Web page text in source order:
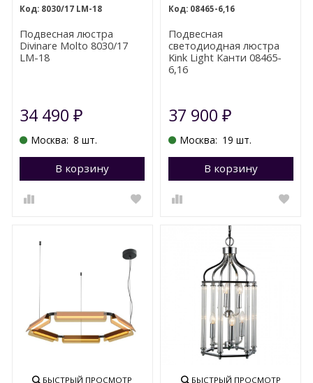
8030/17 LM-18
Подвесная люстра
Divinare Molto 8030/17
LM-18
34 490₽
Москва: 8 шт.
В корзину Перейти в корзину
08465-6,16
Подвесная
светодиодная люстра
Kink Light Канти 08465-
6,16
37 900 ₽
Москва: 19 шт.
В корзину
БЫСТРЫЙ ПРОСМОТР
БЫСТРЫЙ ПРОСМОТР